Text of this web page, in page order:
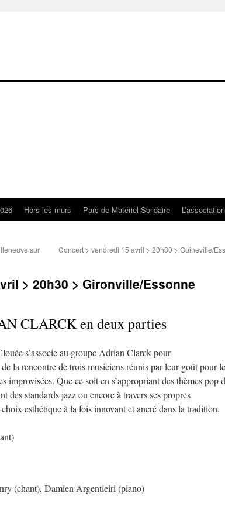
Hors les murs Parc de Matériel Solidaire L’association
sur
Concert > vendredi 15 avril > 20h30 > Guineville/
> 20h30 > Gironville/Essonne
CLARCK en deux parties
s’associe au groupe Adrian Clarck pour
la rencontre de trois musiciens réunis par leur goût pour le
improvisées. Que ce soit en s’appropriant des thèmes pop
des standards jazz ou encore à travers ses propres
esthétique à la fois innovant et ancré dans la tradition.
(chant), Damien Argentieiri (piano)